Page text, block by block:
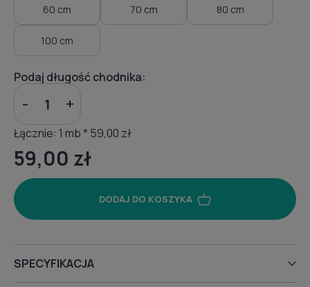
60 cm 70 cm 80 cm
100 cm
Podaj długość chodnika:
- +
Łącznie: 1 mb * 59,00 zł
59,00 zł
DODAJ DO KOSZYKA
SPECYFIKACJA